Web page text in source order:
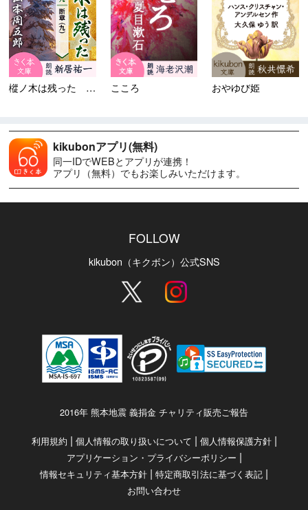
樅ノ木は残った 第三部 ＜九... こころ おやゆび姫
kikubonアプリ(無料)
同一IDでWEBとアプリが連携！
アプリ（無料）でもお楽しみいただけます。
FOLLOW
kikubon（キクボン）公式SNS
2016年 熊本地震 義捐金 チャリティ販売ご報告
利用規約 | 個人情報の取り扱いについて | 個人情報保護方針|
アプリケーション・プライバシーポリシー |
情報セキュリティ基本方針 | 特定商取引法に基づく表記 |
お問い合わせ